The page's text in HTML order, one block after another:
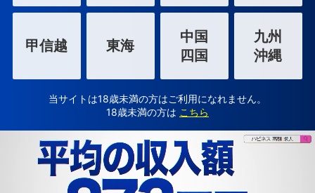
甲信越 東海
中国
四国
九州
沖縄
当サイトは18歳未満の方はご利用になれません。
18歳未満の方は こちら